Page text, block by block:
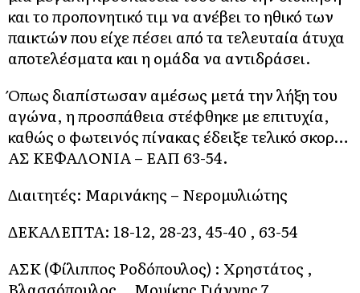
και το προπονητικό τιμ να ανέβει το ηθικό των
παικτών που είχε πέσει από τα τελευταία άτυχα
αποτελέσματα και η ομάδα να αντιδράσει.
Όπως διαπίστωσαν αμέσως μετά την λήξη του
αγώνα, η προσπάθεια στέφθηκε με επιτυχία,
καθώς ο φωτεινός πίνακας έδειξε τελικό σκορ…
ΑΣ ΚΕΦΑΛΟΝΙΑ – ΕΑΠ 63-54.
Διαιτητές: Μαρινάκης – Νερομυλιώτης
ΔΕΚΑΛΕΠΤΑ: 18-12, 28-23, 45-40 , 63-54
ΑΣΚ (Φίλιππος Ροδόπουλος) : Χρηστάτος ,